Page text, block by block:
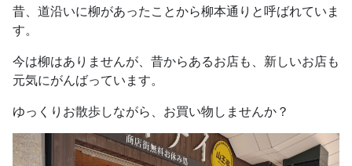
昔、道沿いに柳があったことから柳本通りと呼ばれていま
す。
今は柳はありませんが、昔からあるお店も、新しいお店も
元気にがんばっています。
ゆっくりお散歩しながら、お買い物しませんか？